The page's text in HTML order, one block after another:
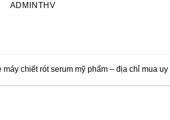
ADMINTHV
chiết rót serum mỹ phẩm – địa chỉ mua uy